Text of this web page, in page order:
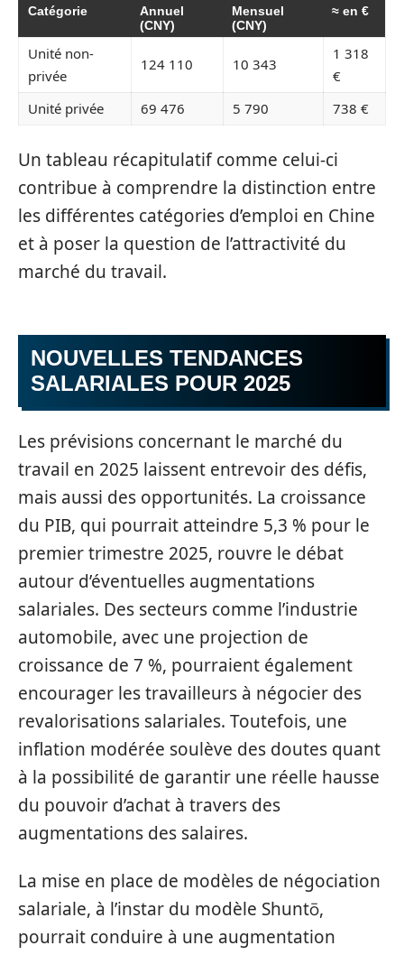
Catégorie
Annuel
(CNY)
Mensuel
(CNY)
≈ en €
Unité non-
privée
124 110 10 343
1 318
€
Unité privée
69 476 5 790 738 €
Un tableau récapitulatif comme celui-ci
contribue à comprendre la distinction entre
les différentes catégories d’emploi en Chine
et à poser la question de l’attractivité du
marché du travail.
NOUVELLES TENDANCES
SALARIALES POUR 2025
Les prévisions concernant le marché du
travail en 2025 laissent entrevoir des défis,
mais aussi des opportunités. La croissance
du PIB, qui pourrait atteindre 5,3 % pour le
premier trimestre 2025, rouvre le débat
autour d’éventuelles augmentations
salariales. Des secteurs comme l’industrie
automobile, avec une projection de
croissance de 7 %, pourraient également
encourager les travailleurs à négocier des
revalorisations salariales. Toutefois, une
inflation modérée soulève des doutes quant
à la possibilité de garantir une réelle hausse
du pouvoir d’achat à travers des
augmentations des salaires.
La mise en place de modèles de négociation
salariale, à l’instar du modèle Shuntō,
pourrait conduire à une augmentation